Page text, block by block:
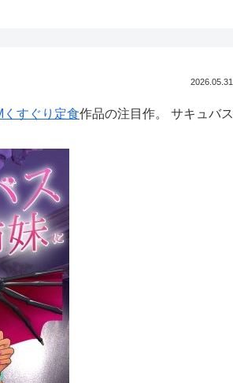
2026.05.31
くすぐり定食作品の注目作。 サキュバス